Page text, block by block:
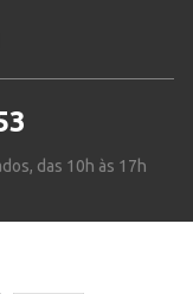
das 10h às 17h